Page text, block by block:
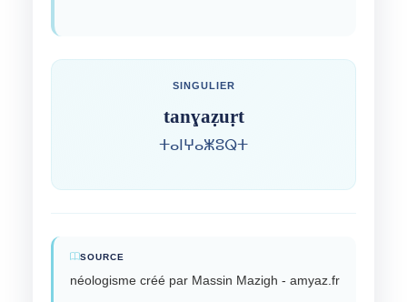
SINGULIER
tanɣaẓuṛt
ⵜⴰⵏⵖⴰⵥⵓⵕⵜ
SOURCE
néologisme créé par Massin Mazigh - amyaz.fr